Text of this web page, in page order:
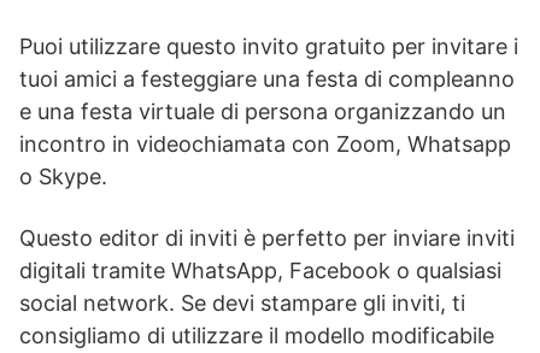
Puoi utilizzare questo invito gratuito per invitare i
tuoi amici a festeggiare una festa di compleanno
e una festa virtuale di persona organizzando un
incontro in videochiamata con Zoom, Whatsapp
o Skype.
Questo editor di inviti è perfetto per inviare inviti
digitali tramite WhatsApp, Facebook o qualsiasi
social network. Se devi stampare gli inviti, ti
consigliamo di utilizzare il modello modificabile